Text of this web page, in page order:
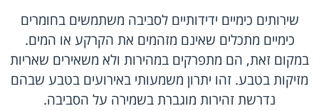
שירותים כימיים ידידותיים לסביבה משתמשים בחומרים
כימיים מתכלים שאינם מזהמים את הקרקע או המים.
במקום זאת, הם מתפרקים במהירות ולא משאירים שאריות
מזיקות בטבע. זהו יתרון משמעותי באירועים בטבע שבהם
נדרשת זהירות מוגברת בשמירה על הסביבה.